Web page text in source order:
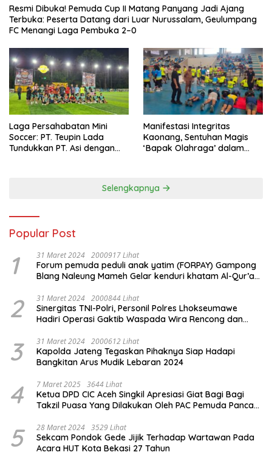
Resmi Dibuka! Pemuda Cup II Matang Panyang Jadi Ajang
Terbuka: Peserta Datang dari Luar Nurussalam, Geulumpang
FC Menangi Laga Pembuka 2–0
Laga Persahabatan Mini
Soccer: PT. Teupin Lada
Tundukkan PT. Asi dengan
Manifestasi Integritas
Kaonang, Sentuhan Magis
‘Bapak Olahraga’ dalam
Selengkapnya
Popular Post
1 31 Maret 2024 2000917 Lihat
Forum pemuda peduli anak yatim (FORPAY) Gampong
Blang Naleung Mameh Gelar kenduri khatam Al-Qur’an
2 31 Maret 2024 2000844 Lihat
Sinergitas TNI-Polri, Personil Polres Lhokseumawe
Hadiri Operasi Gaktib Waspada Wira Rencong dan
3 31 Maret 2024 2000612 Lihat
Kapolda Jateng Tegaskan Pihaknya Siap Hadapi
Bangkitan Arus Mudik Lebaran 2024
4 7 Maret 2025 3644 Lihat
Ketua DPD CIC Aceh Singkil Apresiasi Giat Bagi Bagi
Takzil Puasa Yang Dilakukan Oleh PAC Pemuda Panca
Meriah Kabupaten Aceh Singkil
5 28 Maret 2024 3529 Lihat
Sekcam Pondok Gede Jijik Terhadap Wartawan Pada
Acara HUT Kota Bekasi 27 Tahun